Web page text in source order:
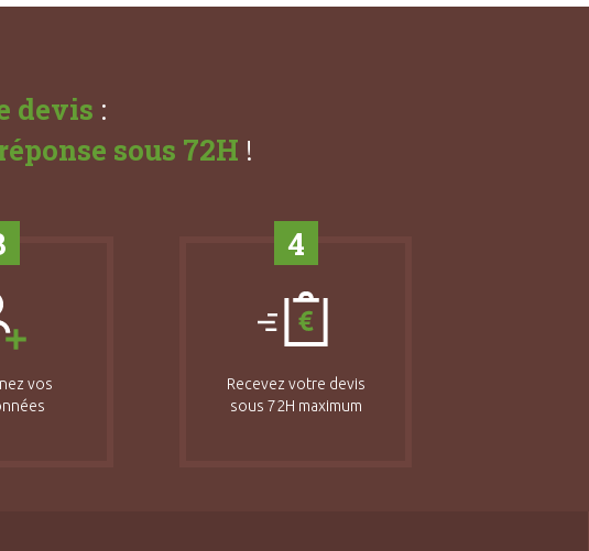
devis :
sous 72H !
vos
4
Recevez votre devis
sous 72H maximum